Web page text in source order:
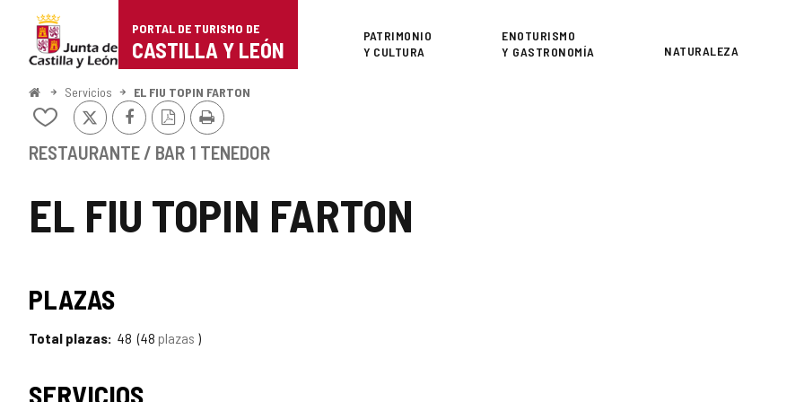
Portal
de
Turismo
Castilla
León
PORTAL DE TURISMO DE
CASTILLA Y LEÓN
Superior
PATRIMONIO
Y CULTURA
ENOTURISMO
Y GASTRONOMÍA
NATURALEZA
InicioServicios EL FIU TOPIN FARTON
EL FIU TOPIN FARTON
Añadir/quitar
mis
X FacebookVersión
PDF
Imprimir
RESTAURANTE / BAR 1 TENEDOR
PLAZAS
Total plazas 48 48 plazas
SERVICIOS